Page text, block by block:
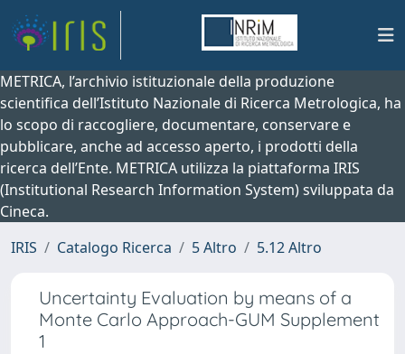
METRICA, l’archivio istituzionale della produzione
scientifica dell’Istituto Nazionale di Ricerca Metrologica, ha
lo scopo di raccogliere, documentare, conservare e
pubblicare, anche ad accesso aperto, i prodotti della
ricerca dell’Ente. METRICA utilizza la piattaforma IRIS
(Institutional Research Information System) sviluppata da
Cineca.
IRIS
Catalogo Ricerca 5 Altro 5.12 Altro
Uncertainty Evaluation by means of a
Monte Carlo Approach-GUM Supplement
1